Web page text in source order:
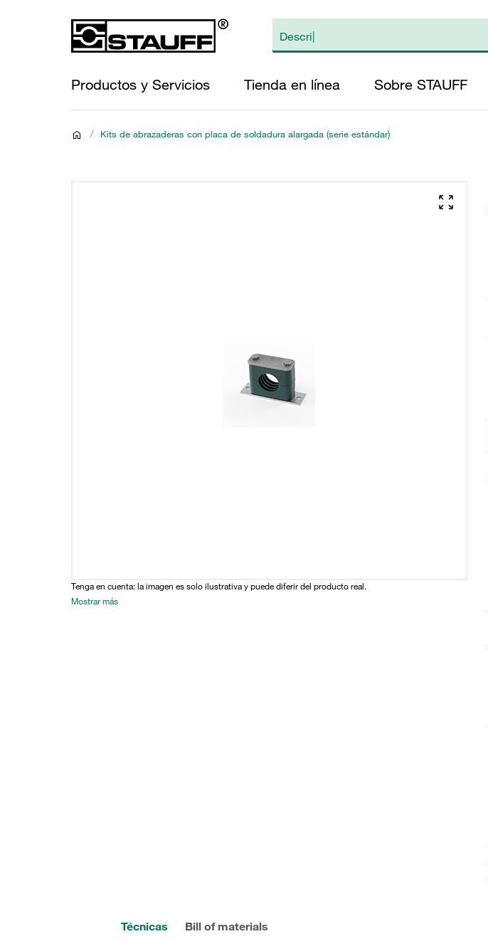
Productos y Servicios Tienda en línea Sobre STAUFF
/ Kits de abrazaderas con placa de soldadura alargada (serie estándar)
Tenga en cuenta: la imagen es solo ilustrativa y puede diferir del producto real.
Mostrar más
Técnicas Bill of materials